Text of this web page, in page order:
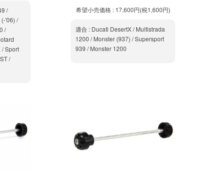
/
'06) /
/
Sport
/
希望小売価格 : 17,600円(税1,600円)
適合 : Ducati DesertX / Multistrada
1200 / Monster (937) / Supersport
939 / Monster 1200